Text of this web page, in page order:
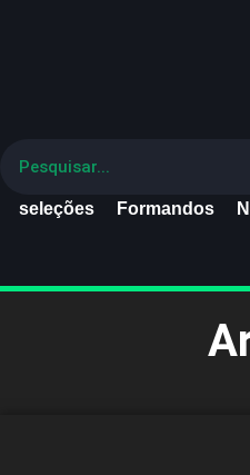
seleções Formandos